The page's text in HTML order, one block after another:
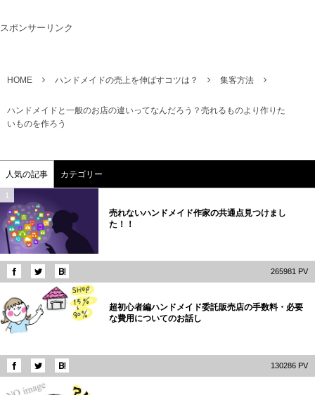
スポンサーリンク
HOME ハンドメイドの売上を伸ばすコツは？ 集客方法
ハンドメイドと一般のお店の違いってなんだろう？売れるものより作りた
いものを作ろう
人気の記事 カテゴリー
1
売れないハンドメイド作家の共通点見つけまし
た！！
265981 PV
超初心者編ハンドメイド委託販売店の手数料・必要
な費用についてのお話し
130286 PV